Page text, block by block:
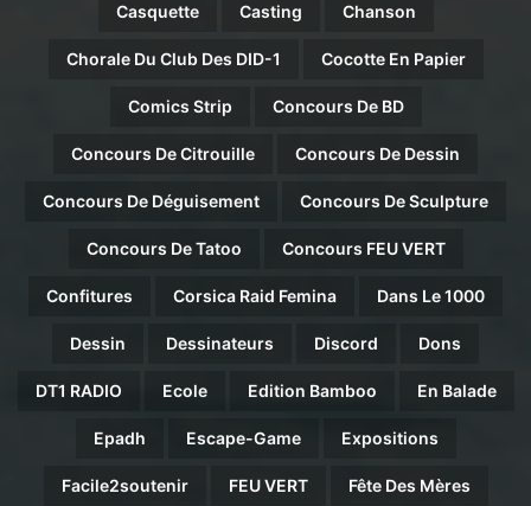
Casquette Casting Chanson
Chorale Du Club Des DID-1 Cocotte En Papier
Comics Strip Concours De BD
Concours De Citrouille Concours De Dessin
Concours De Déguisement Concours De Sculpture
Concours De Tatoo Concours FEU VERT
Confitures Corsica Raid Femina Dans Le 1000
Dessin Dessinateurs Discord Dons
DT1 RADIO Ecole Edition Bamboo En Balade
Epadh Escape-Game Expositions
Facile2soutenir FEU VERT Fête Des Mères